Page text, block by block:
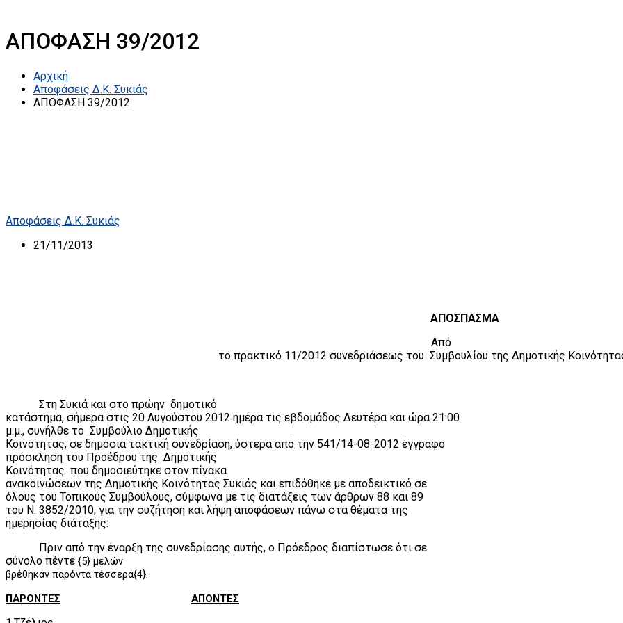
ΑΠΟΦΑΣΗ 39/2012
Αρχική
Αποφάσεις Δ.Κ. Συκιάς
ΑΠΟΦΑΣΗ 39/2012
Αποφάσεις Δ.Κ. Συκιάς
21/11/2013
ΑΠΟΣΠΑΣΜΑ
Από
το πρακτικό 11/2012 συνεδριάσεως του Συμβουλίου της Δημοτικής
Στη Συκιά και στο πρώην δημοτικό
κατάστημα, σήμερα στις 20 Αυγούστου 2012 ημέρα τις εβδομάδος Δευτέρα και ώρα 21:00
μ.μ., συνήλθε το Συμβούλιο Δημοτικής
Κοινότητας, σε δημόσια τακτική συνεδρίαση, ύστερα από την 541/14-08-2012 έγγραφο
πρόσκληση του Προέδρου της Δημοτικής
Κοινότητας που δημοσιεύτηκε στον πίνακα
ανακοινώσεων της Δημοτικής Κοινότητας Συκιάς και επιδόθηκε με αποδεικτικό σε
όλους του Τοπικούς Συμβούλους, σύμφωνα με τις διατάξεις των άρθρων 88 και 89
του Ν. 3852/2010, για την συζήτηση και λήψη αποφάσεων πάνω στα θέματα της
ημερησίας διάταξης:
Πριν από την έναρξη της συνεδρίασης αυτής, ο Πρόεδρος διαπίστωσε ότι σε
σύνολο πέντε {5} μελών
βρέθηκαν παρόντα τέσσερα{4}.
ΠΑΡΟΝΤΕΣ
ΑΠΟΝΤΕΣ